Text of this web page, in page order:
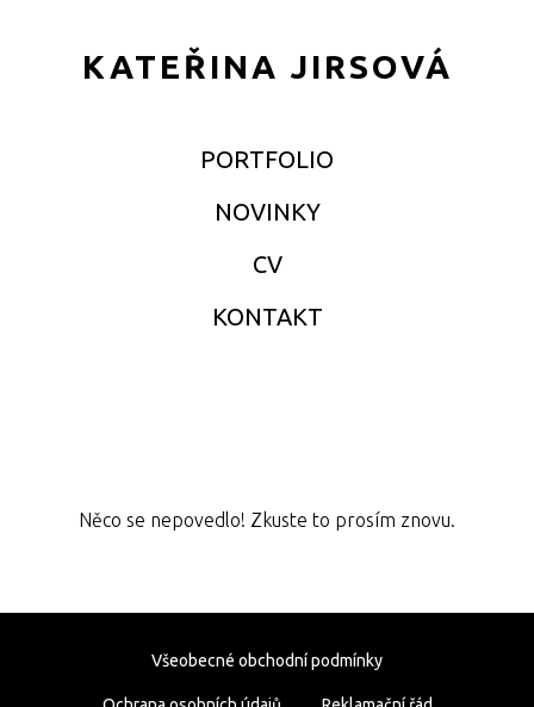
KATEŘINA JIRSOVÁ
PORTFOLIO
NOVINKY
CV
KONTAKT
Něco se nepovedlo! Zkuste to prosím znovu.
Všeobecné obchodní podmínky